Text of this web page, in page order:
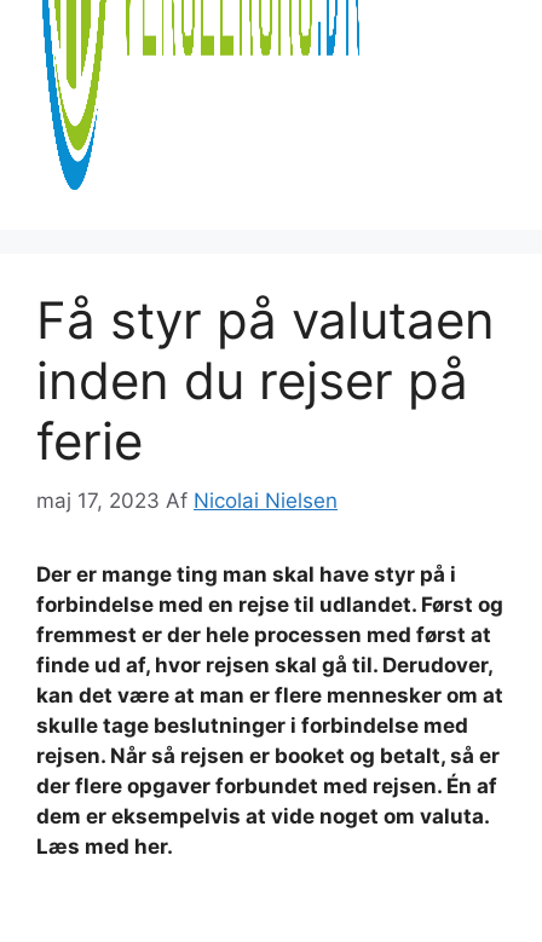
Få styr på valutaen
inden du rejser på
ferie
maj 17, 2023 Af Nicolai Nielsen
Der er mange ting man skal have styr på i
forbindelse med en rejse til udlandet. Først og
fremmest er der hele processen med først at
finde ud af, hvor rejsen skal gå til. Derudover,
kan det være at man er flere mennesker om at
skulle tage beslutninger i forbindelse med
rejsen. Når så rejsen er booket og betalt, så er
der flere opgaver forbundet med rejsen. Én af
dem er eksempelvis at vide noget om valuta.
Læs med her.